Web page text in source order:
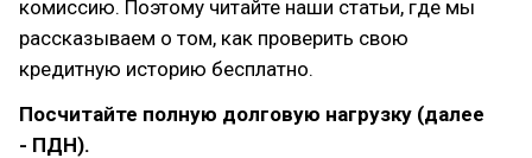
комиссию. Поэтому читайте наши статьи, где мы
рассказываем о том, как проверить свою
кредитную историю бесплатно.
Посчитайте полную долговую нагрузку (далее
- ПДН).